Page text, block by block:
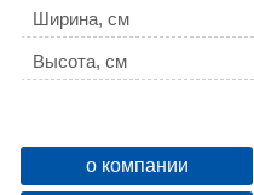
Ширина, см
Высота, см
Ограничение температуры
Девиатор
о компании